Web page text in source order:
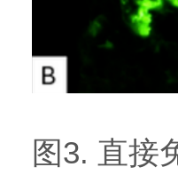
图3. 直接